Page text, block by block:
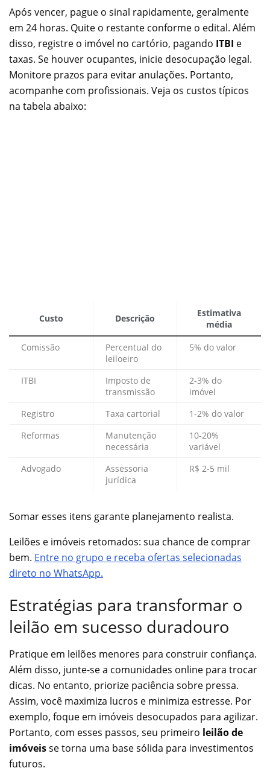
Após vencer, pague o sinal rapidamente, geralmente
em 24 horas. Quite o restante conforme o edital. Além
disso, registre o imóvel no cartório, pagando ITBI e
taxas. Se houver ocupantes, inicie desocupação legal.
Monitore prazos para evitar anulações. Portanto,
acompanhe com profissionais. Veja os custos típicos
na tabela abaixo:
Custo Descrição
Estimativa
média
Comissão
Percentual do
leiloeiro
5% do valor
ITBI
Imposto de
transmissão
2-3% do
imóvel
Registro
Taxa cartorial
1-2% do valor
Reformas
Manutenção
necessária
10-20%
variável
Advogado
Assessoria
jurídica
R$ 2-5 mil
Somar esses itens garante planejamento realista.
Leilões e imóveis retomados: sua chance de comprar
bem. Entre no grupo e receba ofertas selecionadas
direto no WhatsApp.
Estratégias para transformar o
leilão em sucesso duradouro
Pratique em leilões menores para construir confiança.
Além disso, junte-se a comunidades online para trocar
dicas. No entanto, priorize paciência sobre pressa.
Assim, você maximiza lucros e minimiza estresse. Por
exemplo, foque em imóveis desocupados para agilizar.
Portanto, com esses passos, seu primeiro leilão de
imóveisse torna uma base sólida para investimentos
futuros.